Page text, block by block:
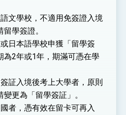
文學校，不適用免簽證入境
學簽證。
日本語學校申獲「留學簽
為2年或1年，期滿可憑在學
証入境後考上大學者，原則
更為「留學簽証」。
者，憑有效在留卡可再入